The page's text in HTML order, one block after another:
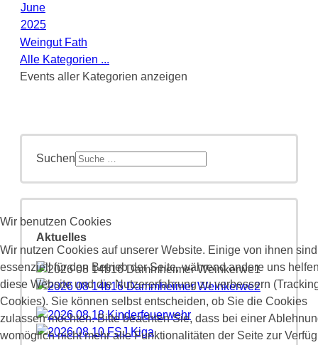
June
2025
Weingut Fath
Alle Kategorien ...
Events aller Kategorien anzeigen
Suchen
Aktuelles
Wir benutzen Cookies
Wir nutzen Cookies auf unserer Website. Einige von ihnen sind
essenziell für den Betrieb der Seite, während andere uns
diese Website und die Nutzererfahrung zu verbessern
Cookies). Sie können selbst entscheiden, ob Sie die Cookies
zulassen möchten. Bitte beachten Sie, dass bei einer
womöglich nicht mehr alle Funktionalitäten der Seite zur